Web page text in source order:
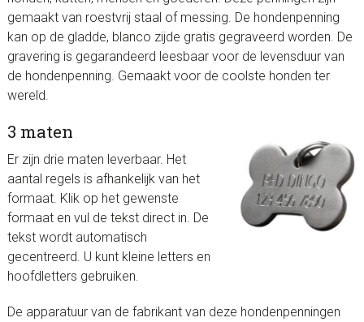
gemaakt van roestvrij staal of messing. De hondenpenning
kan op de gladde, blanco zijde gratis gegraveerd worden. De
gravering is gegarandeerd leesbaar voor de levensduur van
de hondenpenning. Gemaakt voor de coolste honden ter
wereld.
3 maten
Er zijn drie maten leverbaar. Het
aantal regels is afhankelijk van het
formaat. Klik op het gewenste
formaat en vul de tekst direct in. De
tekst wordt automatisch
gecentreerd. U kunt kleine letters en
hoofdletters gebruiken.
De apparatuur van de fabrikant van deze hondenpenningen